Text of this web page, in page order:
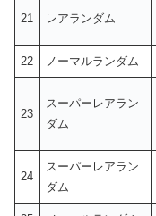
21 レアランダム
22 ノーマルランダム
23
スーパーレアラン
ダム
24
スーパーレアラン
ダム